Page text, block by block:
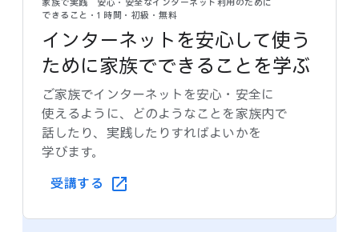
家族で​実践 安心・安全な​インターネット利用の​ために​
できること・1 時間・初級・​無料
インターネットを​安心して​使う​
ために​家族で​できる​ことを​学ぶ
ご家族で​インターネットを​安心・安全に​
使えるように、​どのような​ことを​家族内で​
話したり、​実践したりすれば​よいかを​
学びます。
受講する